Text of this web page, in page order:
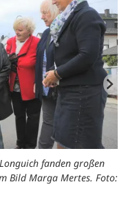
fanden großen
Bild Marga Mertes. Foto: